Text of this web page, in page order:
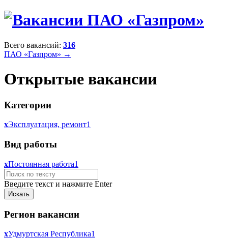
Всего вакансий: 316
ПАО «Газпром» →
Открытые вакансии
Категории
xЭксплуатация, ремонт1
Вид работы
xПостоянная работа1
Введите текст и нажмите Enter
Регион вакансии
xУдмуртская Республика1